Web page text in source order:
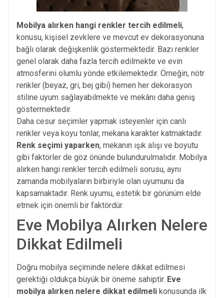
Mobilya alırken hangi renkler tercih edilmeli,
konusu, kişisel zevklere ve mevcut ev dekorasyonuna
bağlı olarak değişkenlik göstermektedir. Bazı renkler
genel olarak daha fazla tercih edilmekte ve evin
atmosferini olumlu yönde etkilemektedir. Örneğin, nötr
renkler (beyaz, gri, bej gibi) hemen her dekorasyon
stiline uyum sağlayabilmekte ve mekânı daha geniş
göstermektedir.
Daha cesur seçimler yapmak isteyenler için canlı
renkler veya koyu tonlar, mekana karakter katmaktadır.
Renk seçimi yaparken, mekanın ışık alışı ve boyutu
gibi faktörler de göz önünde bulundurulmalıdır. Mobilya
alırken hangi renkler tercih edilmeli sorusu, aynı
zamanda mobilyaların birbiriyle olan uyumunu da
kapsamaktadır. Renk uyumu, estetik bir görünüm elde
etmek için önemli bir faktördür.
Eve Mobilya Alırken Nelere
Dikkat Edilmeli
Doğru mobilya seçiminde nelere dikkat edilmesi
gerektiği oldukça büyük bir öneme sahiptir. Eve
mobilya alırken nelere dikkat edilmeli konusunda ilk